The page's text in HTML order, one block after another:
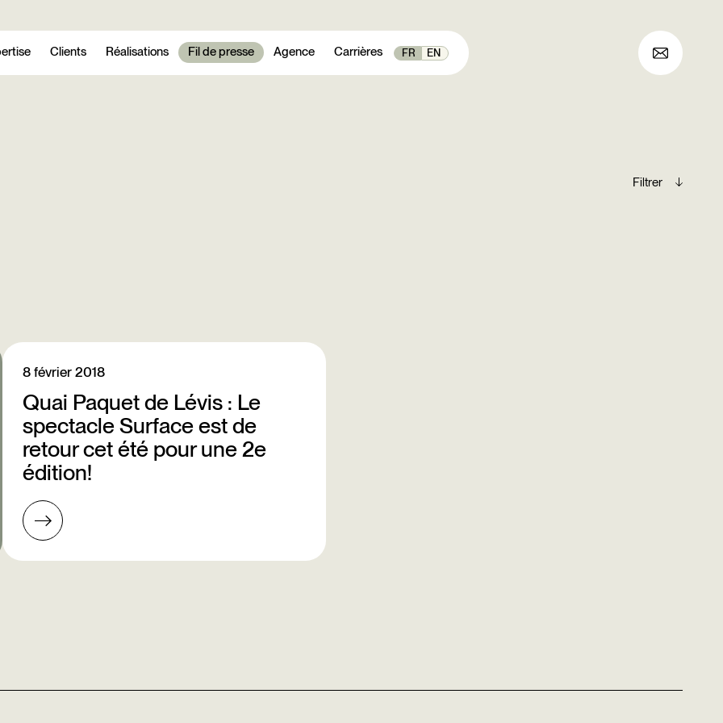
Clients Réalisations Fil de presse Agence Carrières EN
FR
Quai Paquet de Lévis : Le
spectacle Surface est de
retour cet été pour une 2e
édition!
8 février 2018